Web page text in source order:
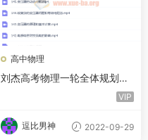
高中物理
刘杰高考物理一轮全体规划学
习卡（知识视频） 更新150讲
VIP
逗比男神 2022-09-29